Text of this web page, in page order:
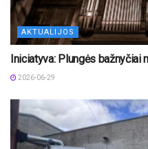
AKTUALIJOS
Iniciatyva: Plungės bažnyčiai
2026-06-29